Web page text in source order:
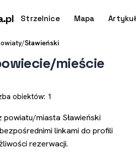
.pl Strzelnice Mapa
/Sławieński
mieście
obiektów: 1
miasta Sławieński
linkami do profili
rezerwacji.